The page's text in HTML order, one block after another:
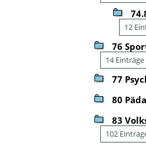
12
76
14 Einträge
77
80
83
102